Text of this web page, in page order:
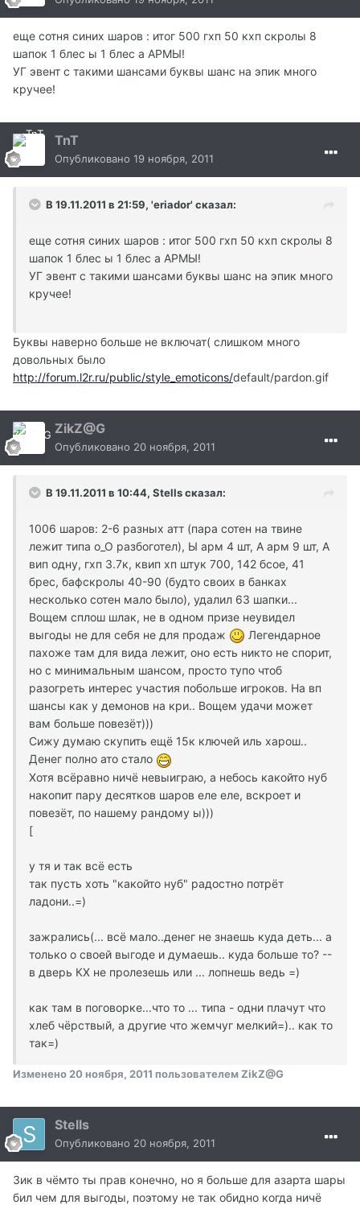
еще сотня синих шаров : итог 500 гхп 50 кхп скролы 8
шапок 1 блес ы 1 блес а АРМЫ!
УГ эвент с такими шансами буквы шанс на эпик много
кручее!
TnT
Опубликовано 19 ноября, 2011
В 19.11.2011 в 21:59, 'eriador' сказал:
еще сотня синих шаров : итог 500 гхп 50 кхп скролы 8
шапок 1 блес ы 1 блес а АРМЫ!
УГ эвент с такими шансами буквы шанс на эпик много
кручее!
Буквы наверно больше не включат( слишком много
довольных было
http://forum.l2r.ru/public/style_emoticons/default/pardon.gif
ZikZ@G
Опубликовано 20 ноября, 2011
В 19.11.2011 в 10:44, Stells сказал:
1006 шаров: 2-6 разных атт (пара сотен на твине
лежит типа о_О разбоготел), Ы арм 4 шт, А арм 9 шт, А
вип одну, гхп 3.7к, квип хп штук 700, 142 бсое, 41
брес, бафскролы 40-90 (будто своих в банках
несколько сотен мало было), удалил 63 шапки...
Вощем сплош шлак, не в одном призе неувидел
выгоды не для себя не для продаж
Легендарное
пахоже там для вида лежит, оно есть никто не спорит,
но с минимальным шансом, просто тупо чтоб
разогреть интерес участия побольше игроков. На вп
шансы как у демонов на кри.. Вощем удачи может
вам больше повезёт)))
Сижу думаю скупить ещё 15к ключей иль харош..
Денег полно ато стало
Хотя всёравно ничё невыиграю, а небось какойто нуб
накопит пару десятков шаров еле еле, вскроет и
повезёт, по нашему рандому ы)))
[
у тя и так всё есть
так пусть хоть "какойто нуб" радостно потрёт
ладони..=)
зажрались(... всё мало..денег не знаешь куда деть... а
только о своей выгоде и думаешь.. куда больше то? --
в дверь КХ не пролезешь или ... лопнешь ведь =)
как там в поговорке...что то ... типа - одни плачут что
хлеб чёрствый, а другие что жемчуг мелкий=).. как то
так=)
Изменено 20 ноября, 2011 пользователем ZikZ@G
Stells
Опубликовано 20 ноября, 2011
Зик в чёмто ты прав конечно, но я больше для азарта шары
бил чем для выгоды, поэтому не так обидно когда ничё